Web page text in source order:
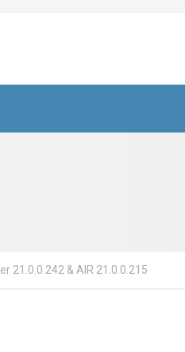
21.0.0.242 & AIR 21.0.0.215